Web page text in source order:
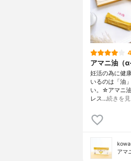
アマニ油（
妊活の為に健
いるのは「油
い。☆アマニ
レス…続きを
アマ